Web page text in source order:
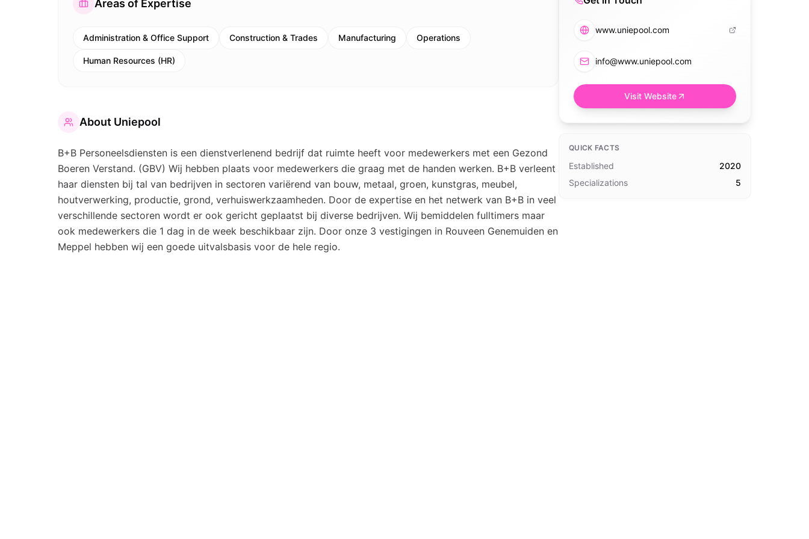
Areas of Expertise
Administration & Office Support Construction & Trades Manufacturing Operations
Human Resources (HR)
About Uniepool
B+B Personeelsdiensten is een dienstverlenend bedrijf dat ruimte heeft voor medewerkers met een Gezond
Boeren Verstand. (GBV) Wij hebben plaats voor medewerkers die graag met de handen werken. B+B verleent
haar diensten bij tal van bedrijven in sectoren variërend van bouw, metaal, groen, kunstgras, meubel,
houtverwerking, productie, grond, verhuiswerkzaamheden. Door de expertise en het netwerk van B+B in veel
verschillende sectoren wordt er ook gericht geplaatst bij diverse bedrijven. Wij bemiddelen fulltimers maar
ook medewerkers die 1 dag in de week beschikbaar zijn. Door onze 3 vestigingen in Rouveen Genemuiden en
Meppel hebben wij een goede uitvalsbasis voor de hele regio.
www.uniepool.com
info@www.uniepool.com
Visit Website
QUICK FACTS
Established
2020
Specializations
5